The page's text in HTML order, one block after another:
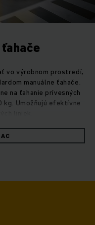
vo výrobnom prostredí,
manuálne ťahače.
na ťahanie prívesných
Umožňujú efektívne
preprave na dlhé
a vykladajú. Ťahače sú
prívesov zabezpečuje